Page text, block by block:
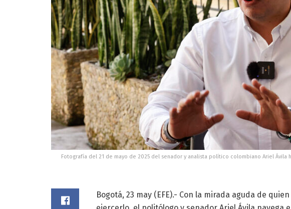
Fotografía del 21 de mayo de 2025 del senador y analista político colombiano Ariel Ávila
Bogotá, 23 may (EFE).- Con la mirada aguda de